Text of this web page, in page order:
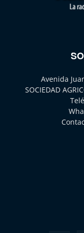
Avenida
SOCIEDAD